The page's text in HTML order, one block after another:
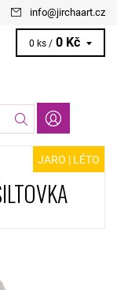
info@jirchaart.cz
0 ks / 0 Kč
JARO | LÉTO